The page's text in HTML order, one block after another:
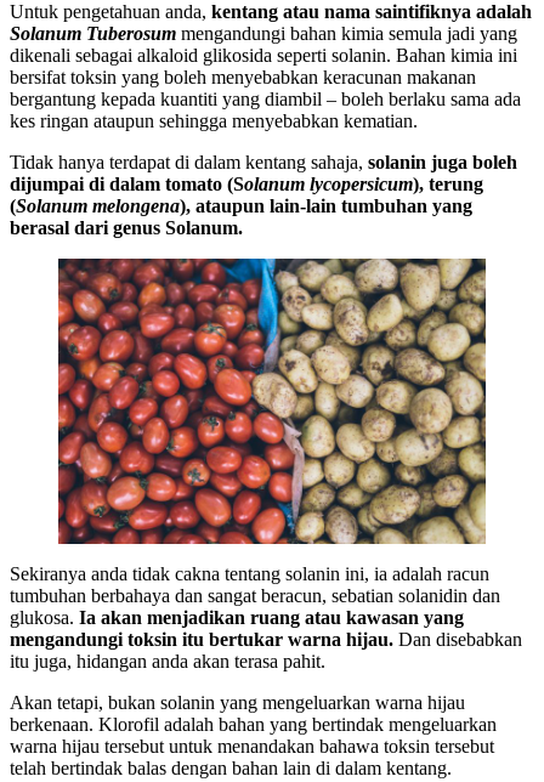
Untuk pengetahuan anda, kentang atau nama saintifiknya adalah
Solanum Tuberosum mengandungi bahan kimia semula jadi yang
dikenali sebagai alkaloid glikosida seperti solanin. Bahan kimia ini
bersifat toksin yang boleh menyebabkan keracunan makanan
bergantung kepada kuantiti yang diambil – boleh berlaku sama ada
kes ringan ataupun sehingga menyebabkan kematian.
Tidak hanya terdapat di dalam kentang sahaja, solanin juga boleh
dijumpai di dalam tomato (Solanum lycopersicum), terung
(Solanum melongena), ataupun lain-lain tumbuhan yang
berasal dari genus Solanum.
Sekiranya anda tidak cakna tentang solanin ini, ia adalah racun
tumbuhan berbahaya dan sangat beracun, sebatian solanidin dan
glukosa. Ia akan menjadikan ruang atau kawasan yang
mengandungi toksin itu bertukar warna hijau. Dan disebabkan
itu juga, hidangan anda akan terasa pahit.
Akan tetapi, bukan solanin yang mengeluarkan warna hijau
berkenaan. Klorofil adalah bahan yang bertindak mengeluarkan
warna hijau tersebut untuk menandakan bahawa toksin tersebut
telah bertindak balas dengan bahan lain di dalam kentang.